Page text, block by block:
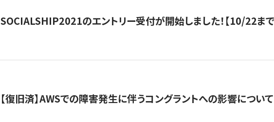
SOCIALSHIP2021のエントリー受付が開始しました！【10/22まで
【復旧済】AWSでの障害発生に伴うコングラントへの影響について